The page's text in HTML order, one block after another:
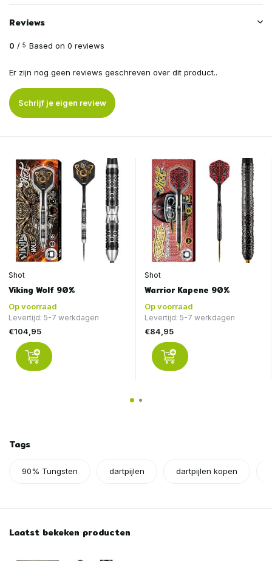
Reviews
0 / 5 Based on 0 reviews
Er zijn nog geen reviews geschreven over dit product..
Schrijf je eigen review
Shot
Viking Wolf 90%
Op voorraad
Levertijd: 5-7 werkdagen
€104,95
Shot
Warrior Kapene 90%
Op voorraad
Levertijd: 5-7 werkdagen
€84,95
Tags
90% Tungsten dartpijlen dartpijlen kopen
Laatst bekeken producten